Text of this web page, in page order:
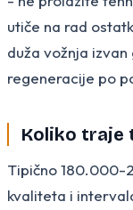
utiče na rad
duža vožnja
regeneracije po
Koliko traje
Tipično 180.000-
kvaliteta i